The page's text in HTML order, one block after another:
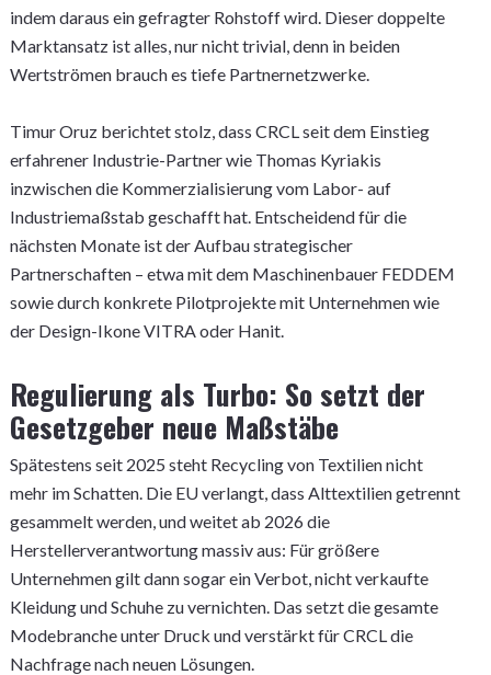
indem daraus ein gefragter Rohstoff wird. Dieser doppelte
Marktansatz ist alles, nur nicht trivial, denn in beiden
Wertströmen brauch es tiefe Partnernetzwerke.
Timur Oruz berichtet stolz, dass CRCL seit dem Einstieg
erfahrener Industrie-Partner wie Thomas Kyriakis
inzwischen die Kommerzialisierung vom Labor- auf
Industriemaßstab geschafft hat. Entscheidend für die
nächsten Monate ist der Aufbau strategischer
Partnerschaften – etwa mit dem Maschinenbauer FEDDEM
sowie durch konkrete Pilotprojekte mit Unternehmen wie
der Design-Ikone VITRA oder Hanit.
Regulierung als Turbo: So setzt der
Gesetzgeber neue Maßstäbe
Spätestens seit 2025 steht Recycling von Textilien nicht
mehr im Schatten. Die EU verlangt, dass Alttextilien getrennt
gesammelt werden, und weitet ab 2026 die
Herstellerverantwortung massiv aus: Für größere
Unternehmen gilt dann sogar ein Verbot, nicht verkaufte
Kleidung und Schuhe zu vernichten. Das setzt die gesamte
Modebranche unter Druck und verstärkt für CRCL die
Nachfrage nach neuen Lösungen.